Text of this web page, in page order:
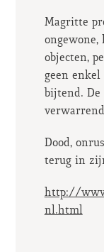
Magritte
objecten,
geen
bijtend.
Dood,
terug in
http://
nl.html